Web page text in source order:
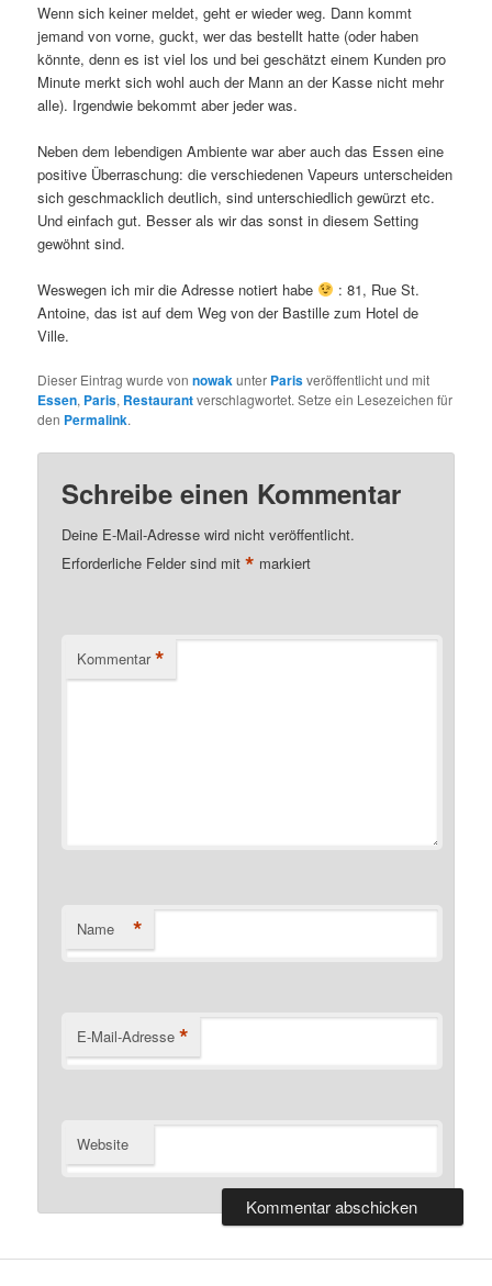
Wenn sich keiner meldet, geht er wieder weg. Dann kommt
jemand von vorne, guckt, wer das bestellt hatte (oder haben
könnte, denn es ist viel los und bei geschätzt einem Kunden pro
Minute merkt sich wohl auch der Mann an der Kasse nicht mehr
alle). Irgendwie bekommt aber jeder was.
Neben dem lebendigen Ambiente war aber auch das Essen eine
positive Überraschung: die verschiedenen Vapeurs unterscheiden
sich geschmacklich deutlich, sind unterschiedlich gewürzt etc.
Und einfach gut. Besser als wir das sonst in diesem Setting
gewöhnt sind.
Weswegen ich mir die Adresse notiert habe
: 81, Rue St.
Antoine, das ist auf dem Weg von der Bastille zum Hotel de
Ville.
Dieser Eintrag wurde vonnowakunter Parisveröffentlicht und mit
Essen, Paris, Restaurantverschlagwortet. Setze ein Lesezeichen für
den Permalink.
Schreibe einen Kommentar
Deine E-Mail-Adresse wird nicht veröffentlicht.
Erforderliche Felder sind mit* markiert
Kommentar *
Name *
E-Mail-Adresse *
Website